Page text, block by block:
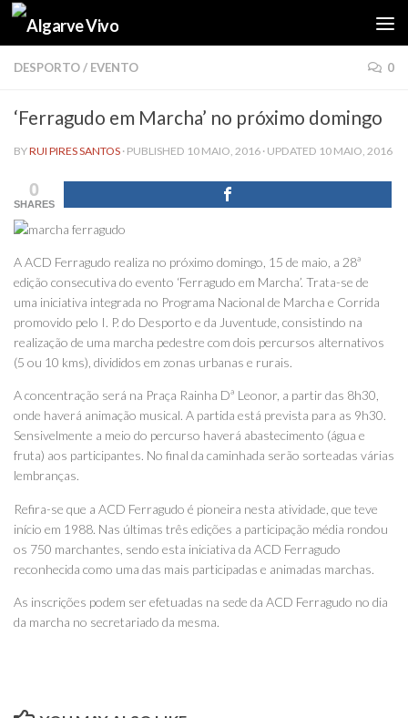
Skip to content
DESPORTO/ EVENTO 0
‘Ferragudo em Marcha’ no próximo domingo
BYRUI PIRES SANTOS · PUBLISHED 10 MAIO, 2016 · UPDATED 10 MAIO, 2016
0
SHARES
A ACD Ferragudo realiza no próximo domingo, 15 de maio, a 28ª
edição consecutiva do evento ‘Ferragudo em Marcha’. Trata-se de
uma iniciativa integrada no Programa Nacional de Marcha e Corrida
promovido pelo I. P. do Desporto e da Juventude, consistindo na
realização de uma marcha pedestre com dois percursos alternativos
(5 ou 10 kms), divididos em zonas urbanas e rurais.
A concentração será na Praça Rainha Dª Leonor, a partir das 8h30,
onde haverá animação musical. A partida está prevista para as 9h30.
Sensivelmente a meio do percurso haverá abastecimento (água e
fruta) aos participantes. No final da caminhada serão sorteadas várias
lembranças.
Refira-se que a ACD Ferragudo é pioneira nesta atividade, que teve
início em 1988. Nas últimas três edições a participação média rondou
os 750 marchantes, sendo esta iniciativa da ACD Ferragudo
reconhecida como uma das mais participadas e animadas marchas.
As inscrições podem ser efetuadas na sede da ACD Ferragudo no dia
da marcha no secretariado da mesma.